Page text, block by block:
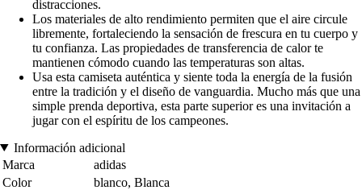
distracciones.
Los materiales de alto rendimiento permiten que el aire circule
libremente, fortaleciendo la sensación de frescura en tu cuerpo y
tu confianza. Las propiedades de transferencia de calor te
mantienen cómodo cuando las temperaturas son altas.
Usa esta camiseta auténtica y siente toda la energía de la fusión
entre la tradición y el diseño de vanguardia. Mucho más que una
simple prenda deportiva, esta parte superior es una invitación a
jugar con el espíritu de los campeones.
Información adicional
Marca
adidas
Color
blanco, Blanca